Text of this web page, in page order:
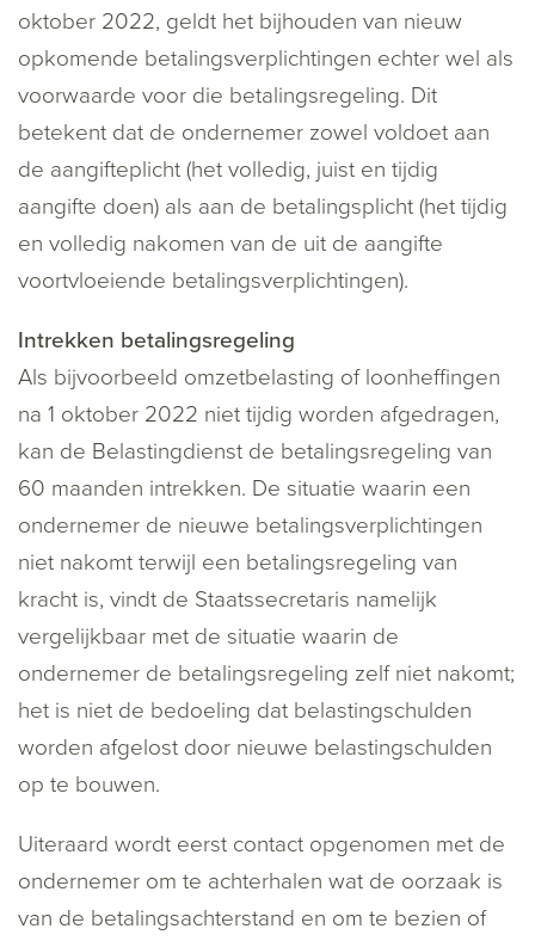
oktober 2022, geldt het bijhouden van nieuw
opkomende betalingsverplichtingen echter wel als
voorwaarde voor die betalingsregeling. Dit
betekent dat de ondernemer zowel voldoet aan
de aangifteplicht (het volledig, juist en tijdig
aangifte doen) als aan de betalingsplicht (het tijdig
en volledig nakomen van de uit de aangifte
voortvloeiende betalingsverplichtingen).
Intrekken betalingsregeling
Als bijvoorbeeld omzetbelasting of loonheffingen
na 1 oktober 2022 niet tijdig worden afgedragen,
kan de Belastingdienst de betalingsregeling van
60 maanden intrekken. De situatie waarin een
ondernemer de nieuwe betalingsverplichtingen
niet nakomt terwijl een betalingsregeling van
kracht is, vindt de Staatssecretaris namelijk
vergelijkbaar met de situatie waarin de
ondernemer de betalingsregeling zelf niet nakomt;
het is niet de bedoeling dat belastingschulden
worden afgelost door nieuwe belastingschulden
op te bouwen.
Uiteraard wordt eerst contact opgenomen met de
ondernemer om te achterhalen wat de oorzaak is
van de betalingsachterstand en om te bezien of